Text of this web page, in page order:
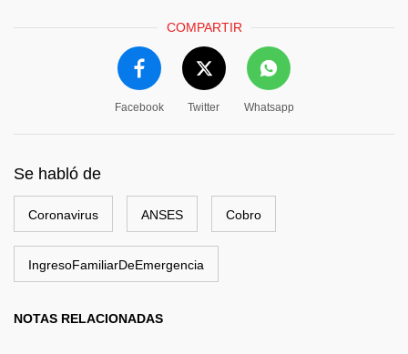
COMPARTIR
Facebook Twitter Whatsapp
Se habló de
Coronavirus ANSES Cobro
IngresoFamiliarDeEmergencia
NOTAS RELACIONADAS